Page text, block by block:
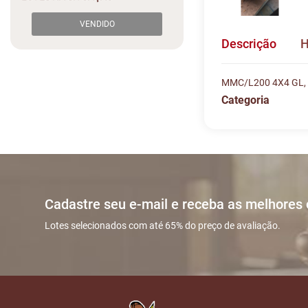
VENDIDO
Descrição
MMC/L200 4X4 GL,
Categoria
# DATA/
2 19/11
28/11
Sua dúvida
Nome
Cadastre seu e-mail e receba as
Lotes selecionados com até 65% do preço de avaliação.